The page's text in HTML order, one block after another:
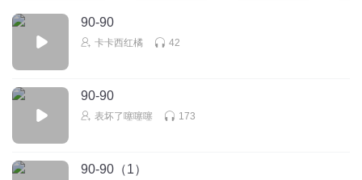
90-90
卡卡西红橘 42
90-90
表坏了噻噻噻 173
90-90（1）